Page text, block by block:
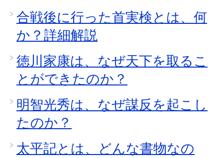
合戦後に行った首実検とは、何
か？詳細解説
徳川家康は、なぜ天下を取るこ
とができたのか？
明智光秀は、なぜ謀反を起こし
たのか？
太平記とは、どんな書物なの